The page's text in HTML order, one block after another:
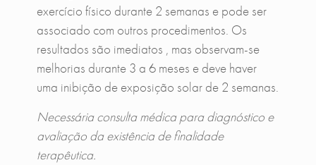
exercício físico durante 2 semanas e pode ser
associado com outros procedimentos. Os
resultados são imediatos , mas observam-se
melhorias durante 3 a 6 meses e deve haver
uma inibição de exposição solar de 2 semanas.
Necessária consulta médica para diagnóstico e
avaliação da existência de finalidade
terapêutica.